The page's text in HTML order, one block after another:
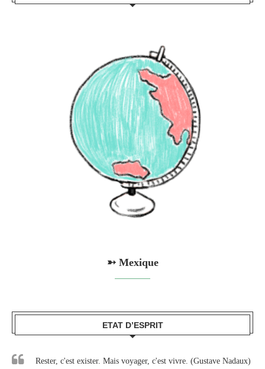
➳ Mexique
ETAT D’ESPRIT
Rester, c'est exister. Mais voyager, c'est vivre. (Gustave Nadaux)